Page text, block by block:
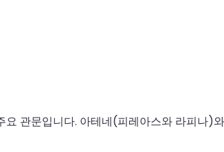
관문입니다. 아테네(피레아스와 라피나)